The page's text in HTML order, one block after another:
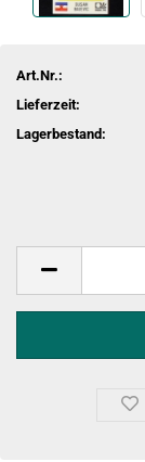
Art.Nr.:
Lieferzeit:
Lagerbestand: